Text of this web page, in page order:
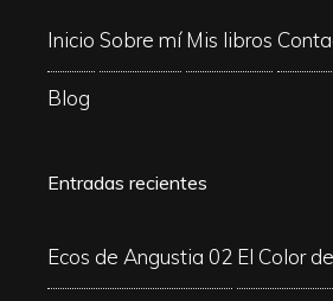
Inicio Sobre mí Mis libros
Blog
Entradas recientes
Ecos de Angustia 02 El Color